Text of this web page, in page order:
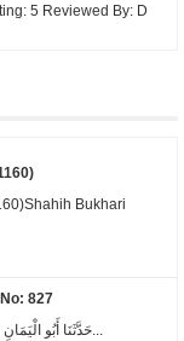
5 Reviewed By: D
Bukhari
827
ﺣَﺪَّﺛَﻨَﺎ ﺃَﺑُﻮ ﺍﻟْﻴَﻤَﺎﻥِ ﻗَﺎﻝَ ﺃَﺧْﺒَﺮَﻧَﺎ ﺷُﻌَﻴْﺐٌ ﻗَﺎﻝَ ﺣَﺪَّﺛَﻨ...